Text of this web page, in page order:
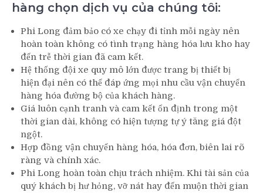
hàng chọn dịch vụ của chúng tôi:
Phi Long đảm bảo có xe chạy đi tỉnh mỗi ngày nên
hoàn toàn không có tình trạng hàng hóa lưu kho hay
đến trễ thời gian đã cam kết.
Hệ thống đội xe quy mô lớn được trang bị thiết bị
hiện đại nên có thể đáp ứng mọi nhu cầu vận chuyển
hàng hóa đường bộ của khách hàng.
Giá luôn cạnh tranh và cam kết ổn định trong một
thời gian dài, không có hiện tượng tự ý tăng giá đột
ngột.
Hợp đồng vận chuyển hàng hóa, hóa đơn, biên lai rõ
ràng và chính xác.
Phi Long hoàn toàn chịu trách nhiệm. Khi tài sản của
quý khách bị hư hỏng, vỡ nát hay đến muộn thời gian